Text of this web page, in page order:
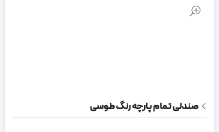
صندلی تمام پارچه رنگ طوسی